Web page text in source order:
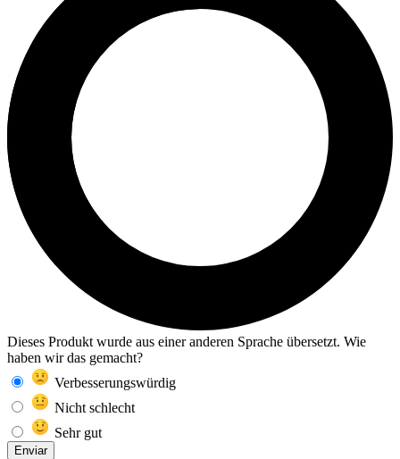
Dieses Produkt wurde aus einer anderen Sprache übersetzt. Wie
haben wir das gemacht?
Verbesserungswürdig
Nicht schlecht
Sehr gut
Enviar